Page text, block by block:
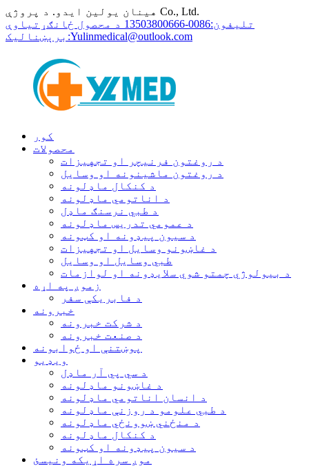
هینان یولین ایدو. د پروژې Co., Ltd.
تلیفون:0086-13503800666 د محصول ځانګړتیاوې
برېښنالیک:Yulinmedical@outlook.com
کور
محصولات
د روغتون فرنیچر او تجهیزات
د روغتون ماشینونه او وسایل
د کنکال ماډلونه
د اناتومي ماډلونه
د طبي نرسنګ ماډل
د عمومي تدریس ماډلونه
د سیون پیډونه او کټونه
د غاښونو وسایل او تجهیزات
طبي وسایل او وسایل
د بیولوژي چمتو شوي سلایډونه او لوازمات
زموږ په اړه
د فابریکې سفر
خبرونه
د شرکت خبرونه
د صنعت خبرونه
پوښتنې او ځوابونه
ویډیو
د سي پي آر ماډل
د غاښونو ماډلونه
د انسان اناتومي ماډلونه
د طبي علومو د روزنې ماډلونه
د منځني ښوونځي ماډلونه
د کنکال ماډلونه
د سیون پیډونه او کټونه
موږ سره اړیکه ونیسئ